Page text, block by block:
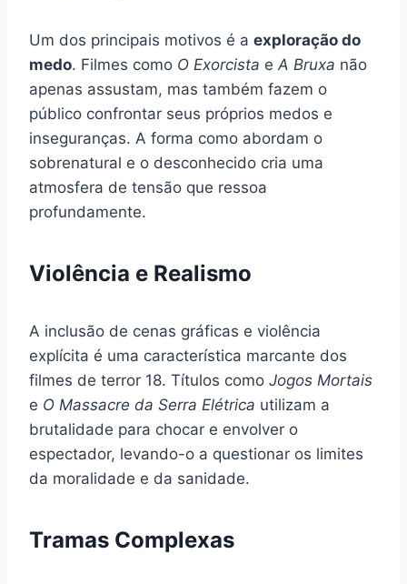
Um dos principais motivos é a exploração do
medo. Filmes como O Exorcista e A Bruxa não
apenas assustam, mas também fazem o
público confrontar seus próprios medos e
inseguranças. A forma como abordam o
sobrenatural e o desconhecido cria uma
atmosfera de tensão que ressoa
profundamente.
Violência e Realismo
A inclusão de cenas gráficas e violência
explícita é uma característica marcante dos
filmes de terror 18. Títulos como Jogos Mortais
e O Massacre da Serra Elétrica utilizam a
brutalidade para chocar e envolver o
espectador, levando-o a questionar os limites
da moralidade e da sanidade.
Tramas Complexas